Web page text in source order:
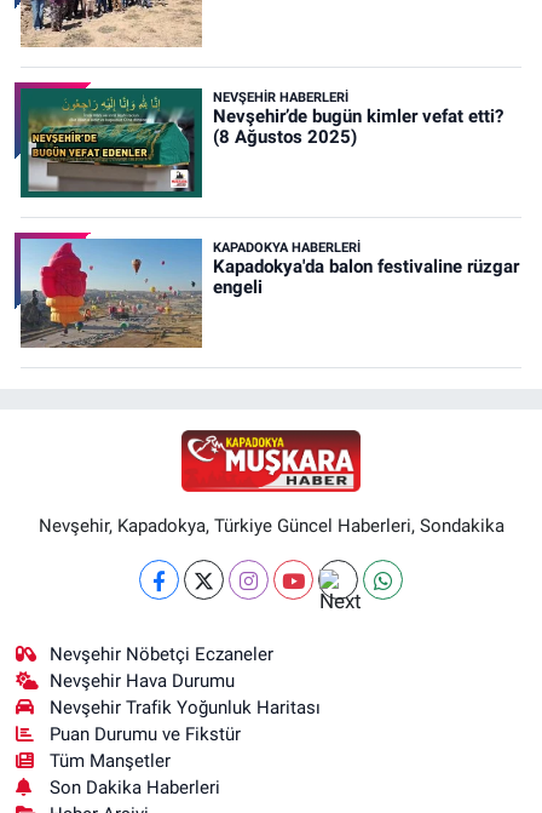
NEVŞEHIR HABERLERI
Nevşehir’de bugün kimler vefat etti?
(8 Ağustos 2025)
KAPADOKYA HABERLERI
Kapadokya'da balon festivaline rüzgar
engeli
Nevşehir, Kapadokya, Türkiye Güncel Haberleri, Sondakika
Nevşehir Nöbetçi Eczaneler
Nevşehir Hava Durumu
Nevşehir Trafik Yoğunluk Haritası
Puan Durumu ve Fikstür
Tüm Manşetler
Son Dakika Haberleri